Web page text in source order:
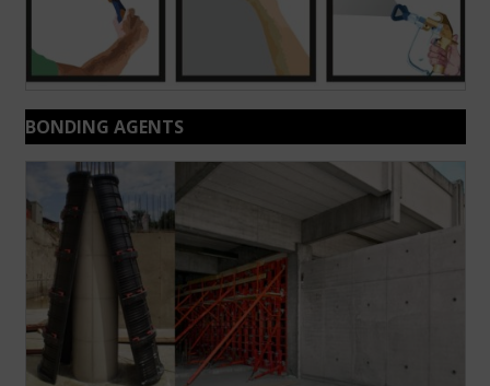
BONDING AGENTS